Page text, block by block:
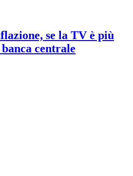
se la TV è più
centrale